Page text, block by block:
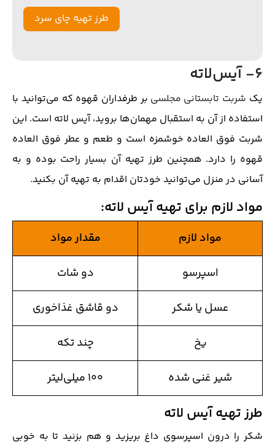
طرز تهیه چای سرد
6- آیس‌لاته
یک شربت تابستانی مجلسی بر طرفداران قهوه که می‌توانید با
استفاده از آن به استقبال مهمان‌ها بروید، آیس لاته است. این
شربت فوق العاده خوشمزه است و طعم و عطر فوق العاده
قهوه را دارد. همچنین طرز تهیه آن بسیار راحت بوده و به
آسانی در منزل می‌توانید خودتان اقدام به تهیه آن بکنید.
مواد لازم برای تهیه آیس لاته:
مواد لازم مقدار مواد
اسپرسو دو شات
عسل یا شکر دو قاشق غذاخوری
یخ چند تکه
شیر غنی شده ۱۰۰ میلی‌لیتر
طرز تهیه آیس لاته
شکر را درون اسپرسوی داغ بریزید و هم بزنید تا به خوبی